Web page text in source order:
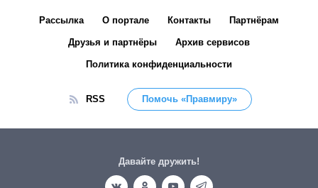
Рассылка О портале Контакты Партнёрам
Друзья и партнёры Архив сервисов
Политика конфиденциальности
RSS Помочь «Правмиру»
Давайте дружить!